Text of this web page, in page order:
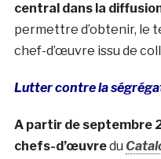
central dans la
permettre d’obtenir, le
chef-d’œuvre issu de
Lutter contre la
A partir de septembre
chefs-d’œuvredu